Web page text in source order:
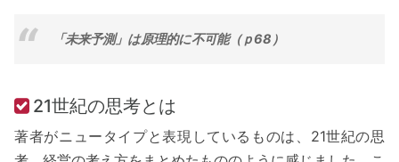
「未来予測」は原理的に不可能（ｐ68）
21世紀の思考とは
著者がニュータイプと表現しているものは、21世紀の思